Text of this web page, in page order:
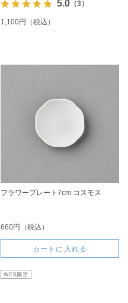
5.0（3）
1,100円（税込）
フラワープレート7cm コスモス
660円（税込）
カートに入れる